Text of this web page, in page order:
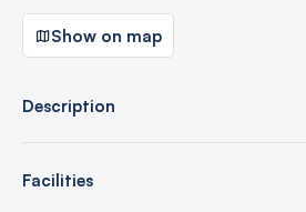
Show on map
Description
Facilities